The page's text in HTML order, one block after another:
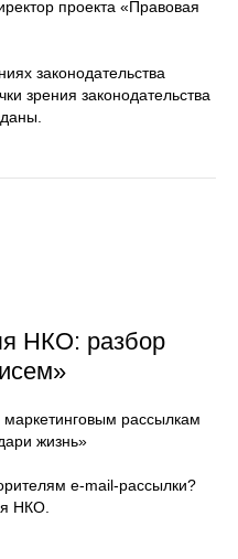
проекта «Правовая
законодательства
зрения законодательства
НКО: разбор
маркетинговым рассылкам
жизнь»
e-mail-рассылки?
НКО.